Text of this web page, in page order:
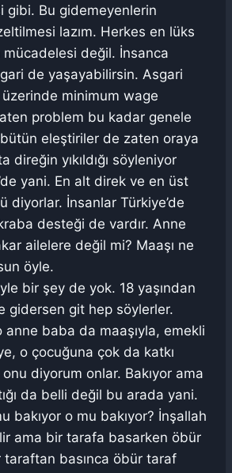
gibi. Bu gidemeyenlerin
lazım. Herkes en lüks
mücadelesi değil. İnsanca
de yaşayabilirsin. Asgari
minimum wage
problem bu kadar genele
bütün eleştiriler de zaten oraya
direğin yıkıldığı söyleniyor
yani. En alt direk ve en üst
diyorlar. İnsanlar Türkiye’de
desteği de vardır. Anne
ailelere değil mi? Maaşı ne
öyle.
bir şey de yok. 18 yaşından
gidersen git hep söylerler.
anne baba da maaşıyla, emekli
o çocuğuna çok da katkı
diyorum onlar. Bakıyor ama
da belli değil bu arada yani.
bakıyor o mu bakıyor? İnşallah
ama bir tarafa basarken öbür
taraftan basınca öbür taraf